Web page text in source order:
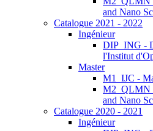
and Nano
Catalogue 2021 - 2022
Ingénieur
DIP_ING -
l'Institut
Master
M1_IJC -
M2_QLMN
and Nano
Catalogue 2020 - 2021
Ingénieur